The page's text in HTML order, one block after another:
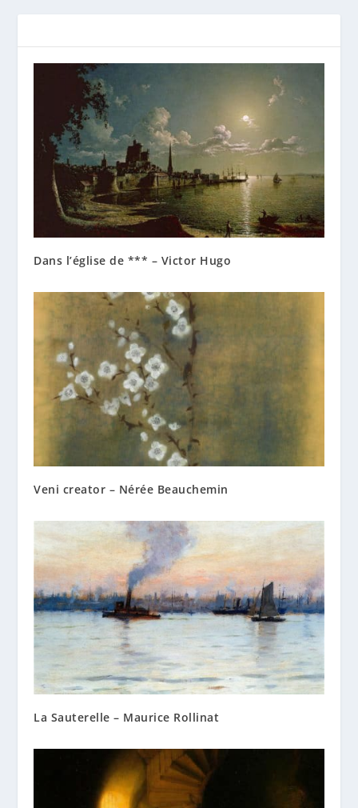
Dans l’église de *** – Victor Hugo
Veni creator – Nérée Beauchemin
La Sauterelle – Maurice Rollinat